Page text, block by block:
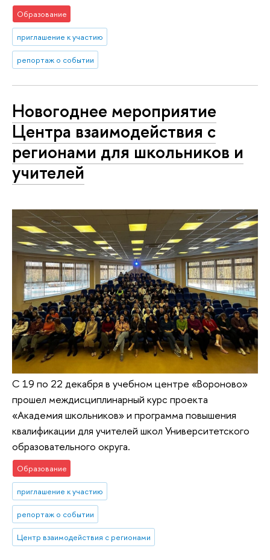
Образование
приглашение к участию
репортаж о событии
Новогоднее мероприятие
Центра взаимодействия с
регионами для школьников и
учителей
С 19 по 22 декабря в учебном центре «Вороново»
прошел междисциплинарный курс проекта
«Академия школьников» и программа повышения
квалификации для учителей школ Университетского
образовательного округа.
Образование
приглашение к участию
репортаж о событии
Центр взаимодействия с регионами